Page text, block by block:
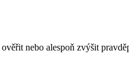
nebo alespoň zvýšit